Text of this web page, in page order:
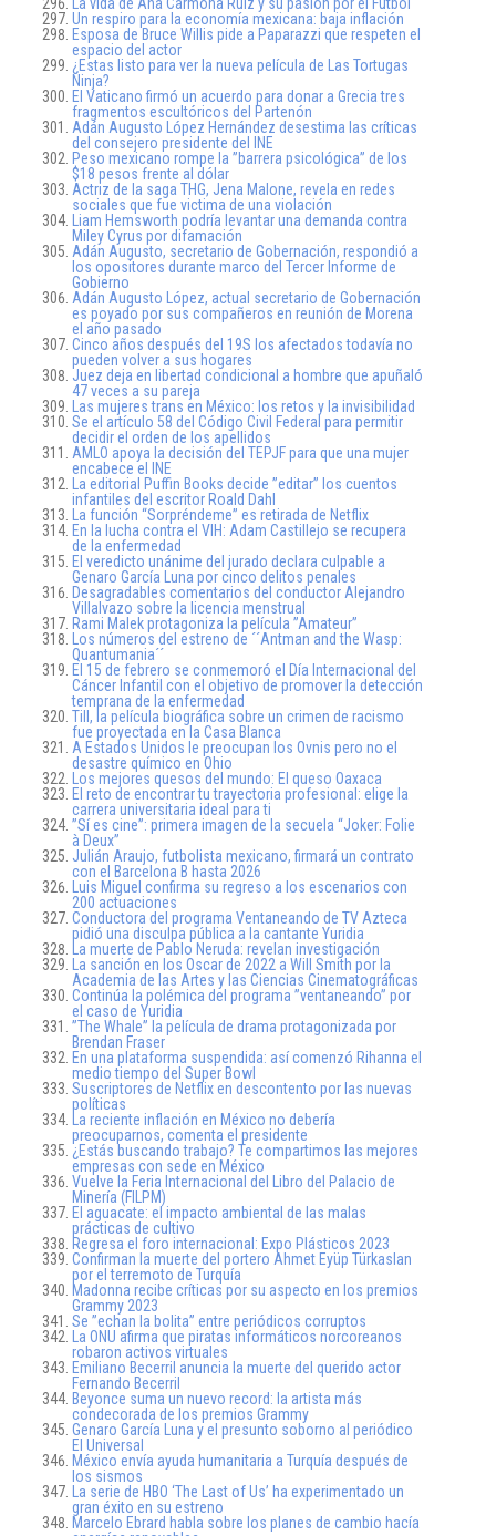
Un respiro para la economía mexicana: baja inflación
Esposa de Bruce Willis pide a Paparazzi que respeten el
espacio del actor
¿Estas listo para ver la nueva película de Las Tortugas
Ninja?
El Vaticano firmó un acuerdo para donar a Grecia tres
fragmentos escultóricos del Partenón
Adán Augusto López Hernández desestima las críticas
del consejero presidente del INE
Peso mexicano rompe la ”barrera psicológica” de los
$18 pesos frente al dólar
Actriz de la saga THG, Jena Malone, revela en redes
sociales que fue victima de una violación
Liam Hemsworth podría levantar una demanda contra
Miley Cyrus por difamación
Adán Augusto, secretario de Gobernación, respondió a
los opositores durante marco del Tercer Informe de
Gobierno
Adán Augusto López, actual secretario de Gobernación
es poyado por sus compañeros en reunión de Morena
el año pasado
Cinco años después del 19S los afectados todavía no
pueden volver a sus hogares
Juez deja en libertad condicional a hombre que apuñaló
47 veces a su pareja
Las mujeres trans en México: los retos y la invisibilidad
Se el artículo 58 del Código Civil Federal para permitir
decidir el orden de los apellidos
AMLO apoya la decisión del TEPJF para que una mujer
encabece el INE
La editorial Puffin Books decide ”editar” los cuentos
infantiles del escritor Roald Dahl
La función “Sorpréndeme” es retirada de Netflix
En la lucha contra el VIH: Adam Castillejo se recupera
de la enfermedad
El veredicto unánime del jurado declara culpable a
Genaro García Luna por cinco delitos penales
Desagradables comentarios del conductor Alejandro
Villalvazo sobre la licencia menstrual
Rami Malek protagoniza la película ”Amateur”
Los números del estreno de ´´Antman and the Wasp:
Quantumania´´
El 15 de febrero se conmemoró el Día Internacional del
Cáncer Infantil con el objetivo de promover la detección
temprana de la enfermedad
Till, la película biográfica sobre un crimen de racismo
fue proyectada en la Casa Blanca
A Estados Unidos le preocupan los Ovnis pero no el
desastre químico en Ohio
Los mejores quesos del mundo: El queso Oaxaca
El reto de encontrar tu trayectoria profesional: elige la
carrera universitaria ideal para ti
”Sí es cine”: primera imagen de la secuela “Joker: Folie
à Deux”
Julián Araujo, futbolista mexicano, firmará un contrato
con el Barcelona B hasta 2026
Luis Miguel confirma su regreso a los escenarios con
200 actuaciones
Conductora del programa Ventaneando de TV Azteca
pidió una disculpa pública a la cantante Yuridia
La muerte de Pablo Neruda: revelan investigación
La sanción en los Oscar de 2022 a Will Smith por la
Academia de las Artes y las Ciencias Cinematográficas
Continúa la polémica del programa ”ventaneando” por
el caso de Yuridia
”The Whale” la película de drama protagonizada por
Brendan Fraser
En una plataforma suspendida: así comenzó Rihanna el
medio tiempo del Super Bowl
Suscriptores de Netflix en descontento por las nuevas
políticas
La reciente inflación en México no debería
preocuparnos, comenta el presidente
¿Estás buscando trabajo? Te compartimos las mejores
empresas con sede en México
Vuelve la Feria Internacional del Libro del Palacio de
Minería (FILPM)
El aguacate: el impacto ambiental de las malas
prácticas de cultivo
Regresa el foro internacional: Expo Plásticos 2023
Confirman la muerte del portero Ahmet Eyüp Türkaslan
por el terremoto de Turquía
Madonna recibe críticas por su aspecto en los premios
Grammy 2023
Se ”echan la bolita” entre periódicos corruptos
La ONU afirma que piratas informáticos norcoreanos
robaron activos virtuales
Emiliano Becerril anuncia la muerte del querido actor
Fernando Becerril
Beyonce suma un nuevo record: la artista más
condecorada de los premios Grammy
Genaro García Luna y el presunto soborno al periódico
El Universal
México envía ayuda humanitaria a Turquía después de
los sismos
La serie de HBO ‘The Last of Us’ ha experimentado un
gran éxito en su estreno
Marcelo Ebrard habla sobre los planes de cambio hacía